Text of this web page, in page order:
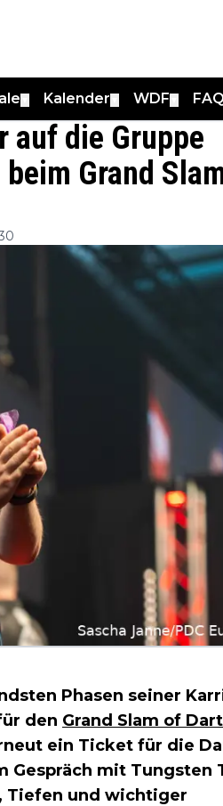
Kalender WDF FAQ
auf die Gruppe
Grand
Phasen seiner
den Grand Slam of
ein Ticket für die
Gespräch mit Tungsten
Tiefen und wichtiger